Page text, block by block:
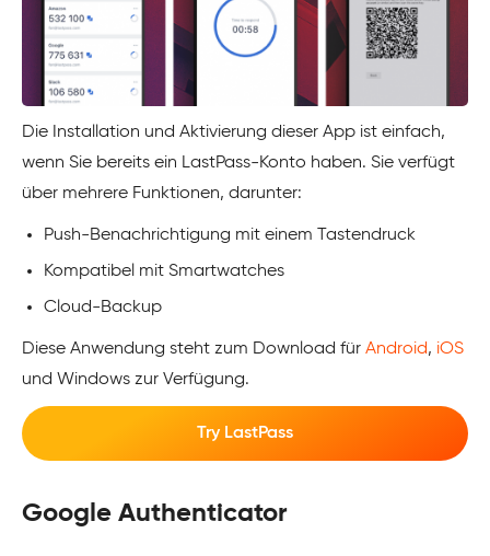
Die Installation und Aktivierung dieser App ist einfach,
wenn Sie bereits ein LastPass-Konto haben. Sie verfügt
über mehrere Funktionen, darunter:
Push-Benachrichtigung mit einem Tastendruck
Kompatibel mit Smartwatches
Cloud-Backup
Diese Anwendung steht zum Download für Android, iOS
und Windows zur Verfügung.
Try LastPass
Google Authenticator